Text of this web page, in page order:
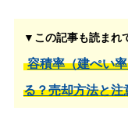
▼この記事も読まれ
容積率（建ぺい
る？売却方法と注